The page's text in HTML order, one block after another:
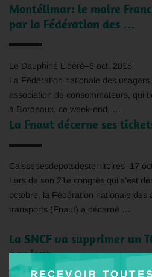
RECEVOIR TOUTES
Montélimar: le maire
par la Fédération des …
Le Dauphiné Libéré–6 oct. 2018
La Fédération nationale des
association de consommateurs, qui
à Bordeaux, ce week-end, …
La Fnaut décerne ses
Caissedesdepotsdesterritoires–17
Lors de son 21e congrès qui s’est
octobre, la Fédération nationale des
transports (Fnaut) a décerné …
La SNCF va supprimer un
par jour